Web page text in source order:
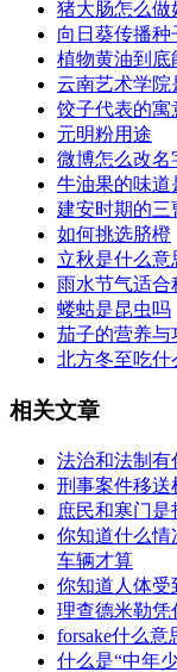
猪大肠怎么做
向日葵传播种
植物黄油到底
云南艺术学院
饺子代表的寓
​元明粉用途
微博怎么改名
牛油果的味道
建安时期的三
​如何挑选脐橙
立秋是什么意
雨水节气适合
​蝼蛄是昆虫吗
茄子的营养与
北方冬至吃什
相关文章
法治和法制有
刑事案件移送
庶民和寒门是
你知道什么情
车辆才算
你知道人体受
理查德米勒凭
​forsake什么意
什么是“中年